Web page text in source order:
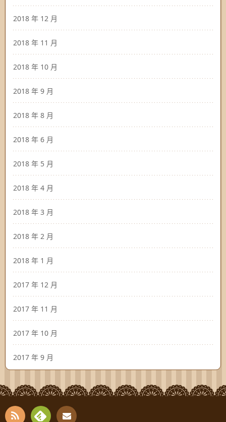
2018 年 12 月
2018 年 11 月
2018 年 10 月
2018 年 9 月
2018 年 8 月
2018 年 6 月
2018 年 5 月
2018 年 4 月
2018 年 3 月
2018 年 2 月
2018 年 1 月
2017 年 12 月
2017 年 11 月
2017 年 10 月
2017 年 9 月